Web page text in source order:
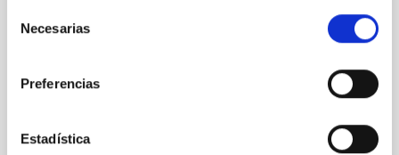
Necesarias
Preferencias
Estadística
In a magnetically dominated model of star formation,
we expect to see alignments between the magnetic
cloud-scale magnetic field. A. Pandhi et al. showed
instead, however, that the orientation of cores and
with respect to the larger-scale magnetic